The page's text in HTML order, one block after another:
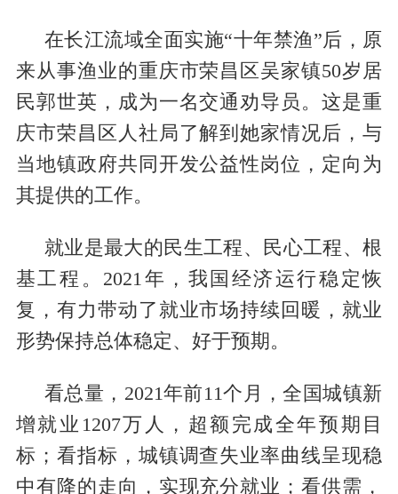
在长江流域全面实施“十年禁渔”后，原
来从事渔业的重庆市荣昌区吴家镇50岁居
民郭世英，成为一名交通劝导员。这是重
庆市荣昌区人社局了解到她家情况后，与
当地镇政府共同开发公益性岗位，定向为
其提供的工作。
就业是最大的民生工程、民心工程、根
基工程。2021年，我国经济运行稳定恢
复，有力带动了就业市场持续回暖，就业
形势保持总体稳定、好于预期。
看总量，2021年前11个月，全国城镇新
增就业1207万人，超额完成全年预期目
标；看指标，城镇调查失业率曲线呈现稳
中有降的走向，实现充分就业；看供需，